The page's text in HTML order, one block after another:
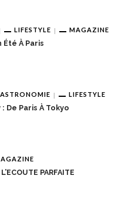
LIFESTYLE MAGAZINE
À Paris
LIFESTYLE
De Paris À Tokyo
PARFAITE